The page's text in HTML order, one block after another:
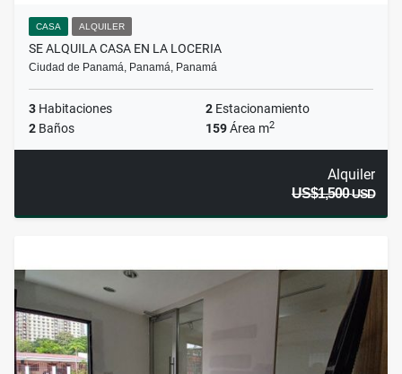
CASA ALQUILER
SE ALQUILA CASA EN LA LOCERIA
Ciudad de Panamá, Panamá, Panamá
3 Habitaciones 2 Estacionamiento
2 Baños 159Área m2
Alquiler
US$1,500USD